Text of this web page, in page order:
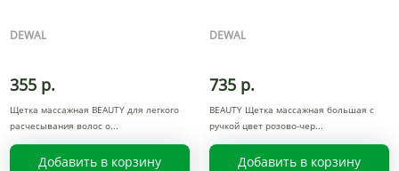
DEWAL
355 р.
Щетка массажная BEAUTY для легкого
расчесывания волос о
Добавить в корзину
DEWAL
735 р.
BEAUTY Щетка массажная большая с
ручкой цвет розово-чер
Добавить в корзину